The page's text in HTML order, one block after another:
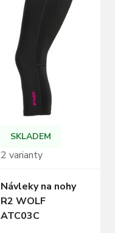
SKLADEM
2 varianty
Návleky na nohy
R2 WOLF
ATC03C